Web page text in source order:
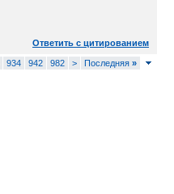
Ответить с цитированием
934 942 982 > Последняя »